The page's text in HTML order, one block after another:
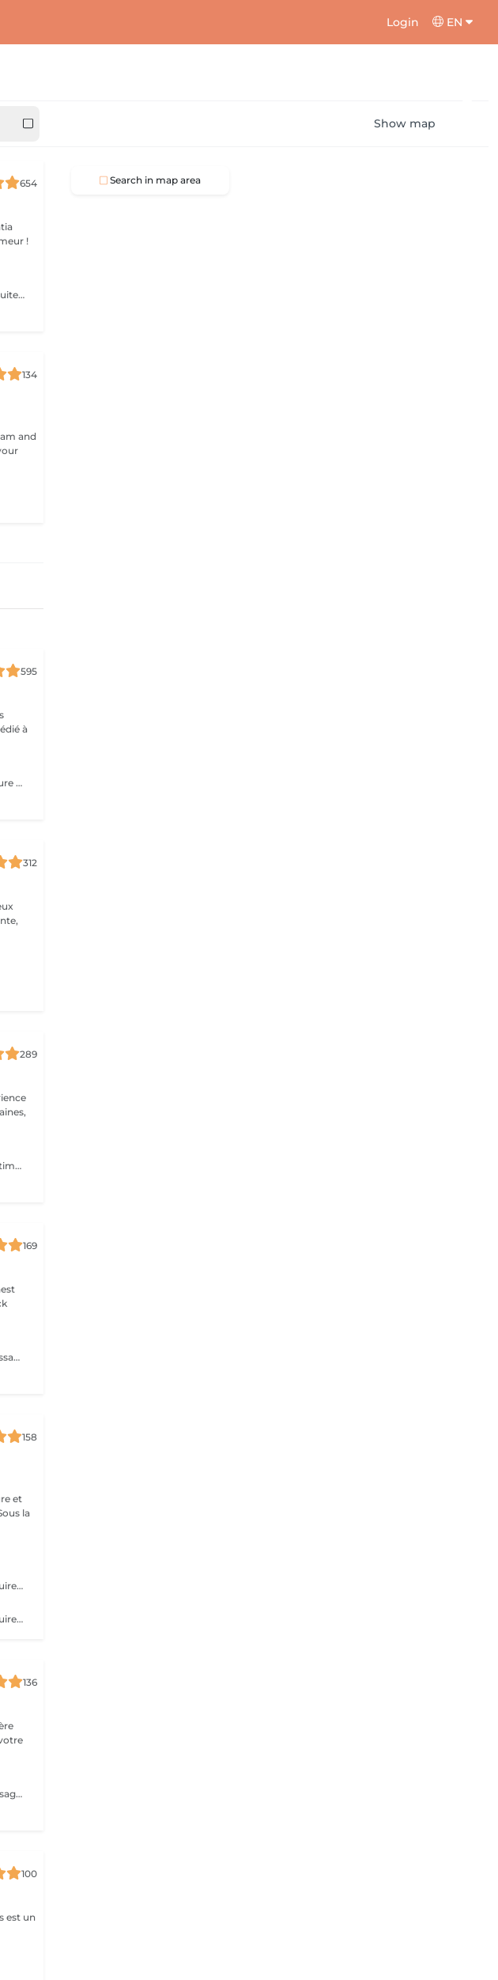
Login EN
Show map
654
!
Vous sentez votre corps et votre esprit s éveiller comme a la suite d un bain dans l OCEAN. Vous vous tonicité et leur confort. sentez légère et revitalisée. Vos jambes retrouvent leur tonicité et leur confort
134
and
595
à
Le soin KOBIDO pour le visage est un soin LIFTANT. Le soin dure 1h15, et vous permettra de lifter complètement votre visage. Il est idéal de venir démaquillé pour commencer ce rituel. La praticienne commencera par un enchaînement de serviettes chaudes, puis viendra stimuler les cellules avec un instrument le RIDOKI. Suivi d'un massage doux avec des techniques de massage spécifiques au Kobido. Puis elle effectura des points de pressions sur les méridiens, pour terminer avec un passage au ROULEAU DE JADE. Laissez-vous porter par ce rituel anti-âge d'exeption à la fois relaxant et liftant.
312
289
This treatment starts with an essential oil foot refresher and stimulant. Deep full body massage to relieve tension build-up of muscles of the back, shoulders, neck and head. A heat-giving, tension-absorbing mud pack is applied to the areas of muscle fatigue and pain to alleviate tension and facilitate muscle recovery.
169
Those with an active lifestyle benefit most from our Sport Massage, an exquisite deep-tissue therapy that relieves the tired, sore muscles and stiffness associated with exercise.
158
et
la
Cette méthode vise à améliorer la circulation sanguine , à réduire la cellulite , à favoriser le drainage lymphatique et à détendre les muscles . Elle peut également contribuer à la réduction du stress et à l'amélioration de la texture de la peau.
Cette méthode vise à améliorer la circulation sanguine , à réduire la cellulite , à favoriser le drainage lymphatique et à détendre les muscles . Elle peut également contribuer à la réduction du stress et à l'amélioration de la texture de la peau.
136
Un massage du corps 60 min et pour terminer 15 min de massage pour le visage pour avoir une relaxation totale.
100
est un
Search in map area